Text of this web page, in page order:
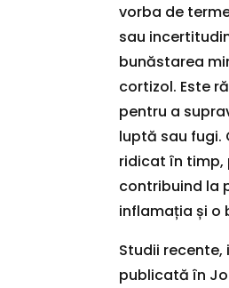
vorba de
sau
bunăstarea
cortizol. Este
pentru a
luptă sau fugi.
ridicat în timp,
contribuind la
inflamația și o
Studii
publicată în